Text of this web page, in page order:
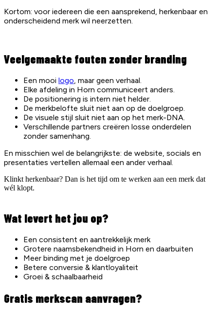
Kortom: voor iedereen die een aansprekend, herkenbaar en
onderscheidend merk wil neerzetten.
Veelgemaakte fouten zonder branding
Een mooi logo, maar geen verhaal.
Elke afdeling in Horn communiceert anders.
De positionering is intern niet helder.
De merkbelofte sluit niet aan op de doelgroep.
De visuele stijl sluit niet aan op het merk-DNA.
Verschillende partners creëren losse onderdelen
zonder samenhang.
En misschien wel de belangrijkste: de website, socials en
presentaties vertellen allemaal een ander verhaal.
Klinkt herkenbaar? Dan is het tijd om te werken aan een merk dat
wél klopt.
Wat levert het jou op?
Een consistent en aantrekkelijk merk
Grotere naamsbekendheid in Horn en daarbuiten
Meer binding met je doelgroep
Betere conversie & klantloyaliteit
Groei & schaalbaarheid
Gratis merkscan aanvragen?